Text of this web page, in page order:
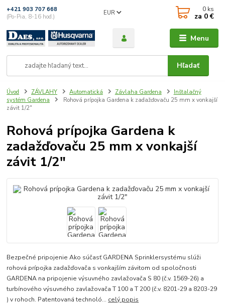
Menu
EUR
Hľadať
+421 903 707 668
(Po-Pia, 8-16 hod.)
0 ks
za 0 €
Úvod ZÁVLAHY Automatická Závlaha Gardena
Inštalačný
systém Gardena
Rohová prípojka Gardena k zadažďovaču 25 mm x vonkajší
závit 1/2"
Rohová prípojka Gardena k
zadažďovaču 25 mm x vonkajší
závit 1/2"
Bezpečné pripojenie Ako súčasť GARDENA Sprinklersystému slúži
rohová prípojka zadažďovača s vonkajším závitom od spoločnosti
GARDENA na pripojenie výsuvného zavlažovača S 80 (č.v. 1569-26) a
turbínového výsuvného zavlažovača T 100 a T 200 (č.v. 8201-29 a 8203-29
) v rohoch. Patentovaná technoló... celý popis